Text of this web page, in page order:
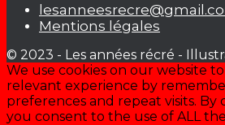
Mentions légales
© 2023 - Les années récré -
We use cookies on our website
relevant experience by
preferences and repeat visits. By
you consent to the use of ALL